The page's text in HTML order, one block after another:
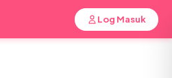
Log Masuk